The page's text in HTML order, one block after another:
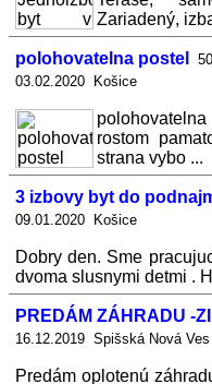
Zariadený,
polohovatelna postel
03.02.2020 Košice
rostom
strana vybo ...
3 izbovy byt do
09.01.2020 Košice
Dobry den. Sme
dvoma slusnymi detmi .
PREDÁM ZÁHRADU -
16.12.2019 Spišská Nová Ves
Predám oplotenú